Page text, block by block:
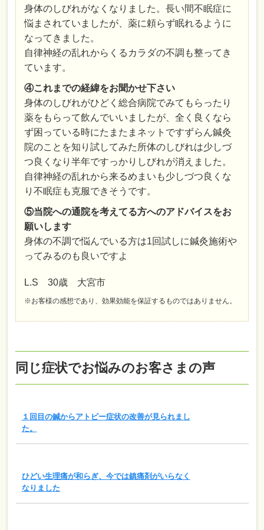
身体のしびれがなくなりました。長い間不眠症に
悩まされていましたが、薬に頼らず眠れるように
なってきました。
自律神経の乱れからくるカラダの不調も整ってき
ています。
④これまでの経緯をお聞かせ下さい
身体のしびれがひどく総合病院でみてもらったり
薬をもらって飲んでいいましたが、全く良くなら
ず困っている時にたまたまネットですずらん鍼灸
院のことを知り試してみた所体のしびれは少しづ
つ良くなり半年ですっかりしびれが消えました。
自律神経の乱れから来るめまいも少しづつ良くな
り不眠症も克服できそうです。
⑤当院への通院を考えてる方へのアドバイスをお
願いします
身体の不調で悩んでいる方は1回試しに鍼灸施術や
ってみるのも良いですよ
L.S 30歳 大宮市
※お客様の感想であり、効果効能を保証するものではありません。
同じ症状でお悩みのお客さまの声
１回目の鍼からアトピー症状の改善が見られまし
た。
ひどい生理痛が和らぎ、今では鎮痛剤がいらなく
なりました